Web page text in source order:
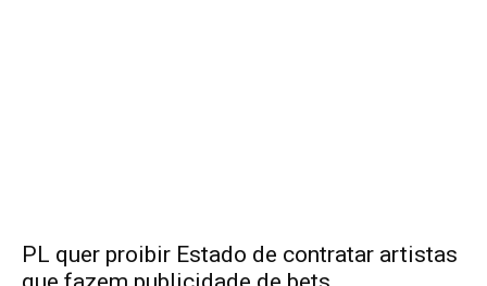
PL quer proibir Estado de contratar artistas